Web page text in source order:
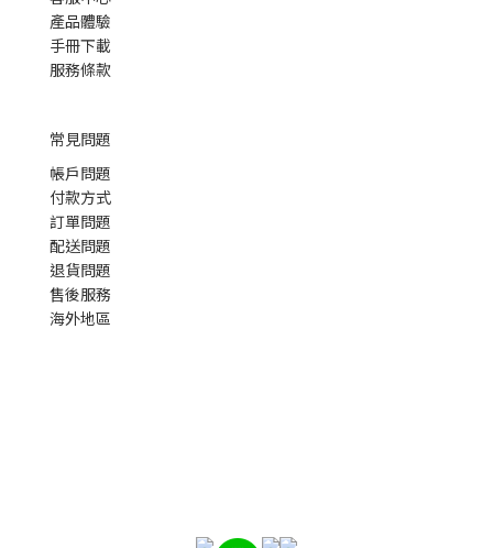
產品體驗
手冊下載
服務條款
常見問題
帳戶問題
付款方式
訂單問題
配送問題
退貨問題
售後服務
海外地區